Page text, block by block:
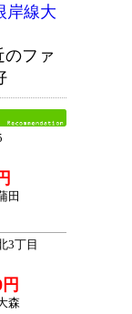
岸線大
のファ
田
3丁目
森